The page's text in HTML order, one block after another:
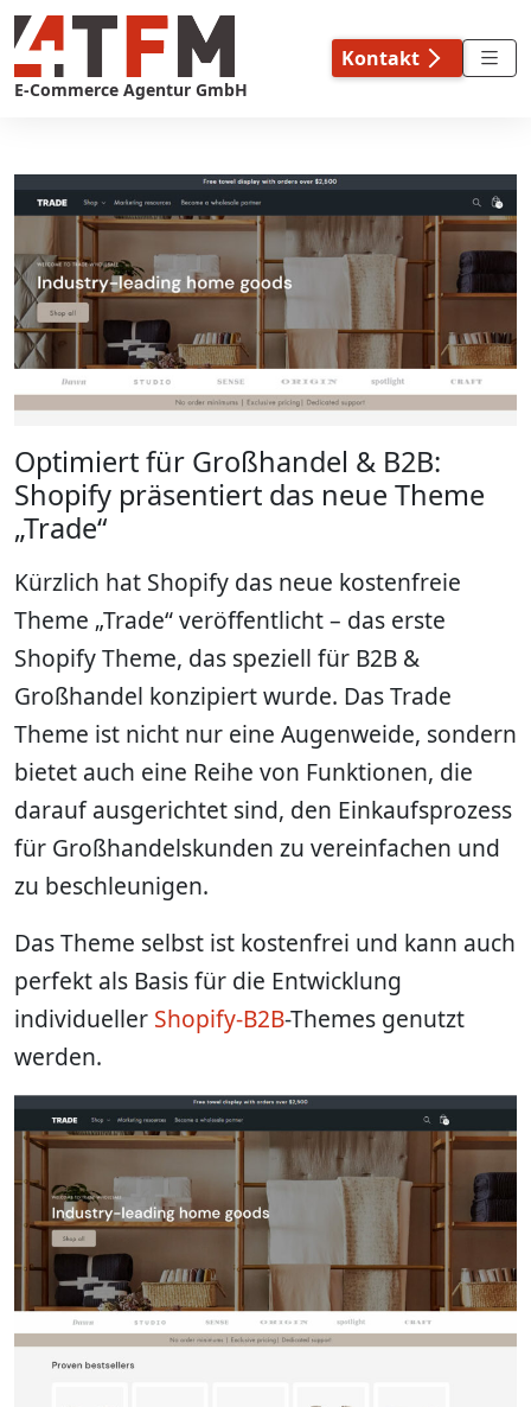
Skip
to
content
E-Commerce Agentur GmbH
Kontakt
Optimiert für Großhandel & B2B:
Shopify präsentiert das neue Theme
„Trade“
Kürzlich hat Shopify das neue kostenfreie
Theme „Trade“ veröffentlicht – das erste
Shopify Theme, das speziell für B2B &
Großhandel konzipiert wurde. Das Trade
Theme ist nicht nur eine Augenweide, sondern
bietet auch eine Reihe von Funktionen, die
darauf ausgerichtet sind, den Einkaufsprozess
für Großhandelskunden zu vereinfachen und
zu beschleunigen.
Das Theme selbst ist kostenfrei und kann auch
perfekt als Basis für die Entwicklung
individueller Shopify-B2B-Themes genutzt
werden.